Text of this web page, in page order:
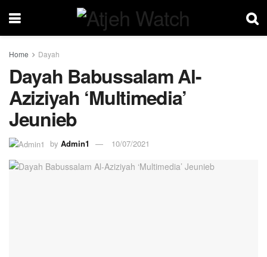
Home Dayah
Dayah Babussalam Al-
Aziziyah ‘Multimedia’
Jeunieb
by Admin1 10/07/2021